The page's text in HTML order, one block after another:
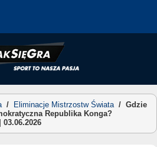
/ Eliminacje Mistrzostw Świata/ Gdzie
Republika Konga?